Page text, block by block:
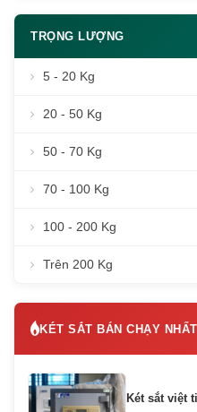
TRỌNG LƯỢNG
5 - 20 Kg
20 - 50 Kg
50 - 70 Kg
70 - 100 Kg
100 - 200 Kg
Trên 200 Kg
KÉT SẮT BÁN CHẠY NHẤT
Két sắt việt